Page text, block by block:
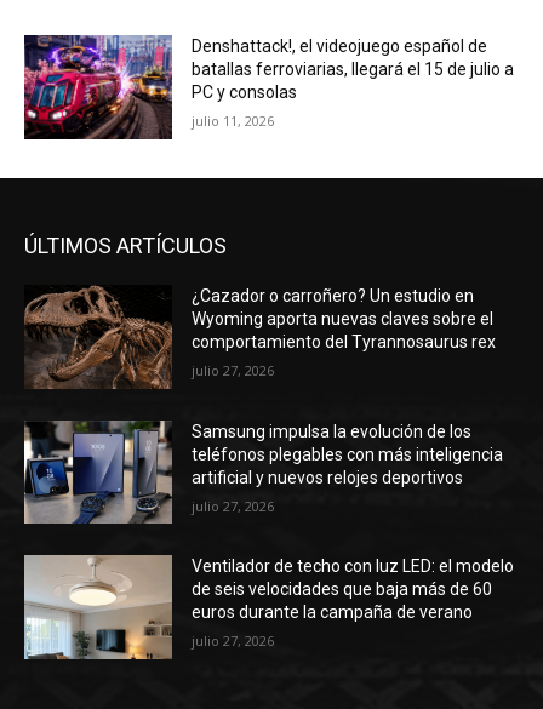
Denshattack!, el videojuego español de
batallas ferroviarias, llegará el 15 de julio a
PC y consolas
julio 11, 2026
ÚLTIMOS ARTÍCULOS
¿Cazador o carroñero? Un estudio en
Wyoming aporta nuevas claves sobre el
comportamiento del Tyrannosaurus rex
julio 27, 2026
Samsung impulsa la evolución de los
teléfonos plegables con más inteligencia
artificial y nuevos relojes deportivos
julio 27, 2026
Ventilador de techo con luz LED: el modelo
de seis velocidades que baja más de 60
euros durante la campaña de verano
julio 27, 2026